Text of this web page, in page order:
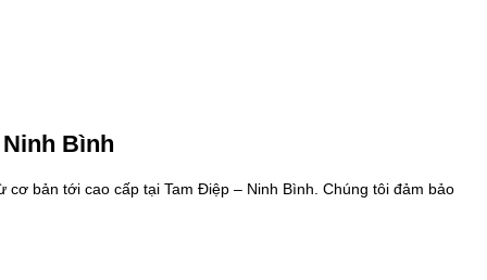
Bình
cơ bản tới cao cấp tại Tam Điệp – Ninh Bình. Chúng tôi đảm bảo